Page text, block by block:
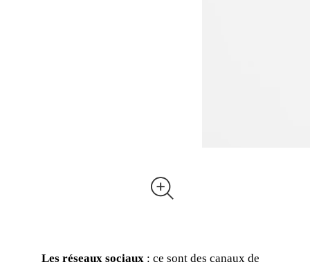
Les réseaux sociaux : ce sont des canaux de